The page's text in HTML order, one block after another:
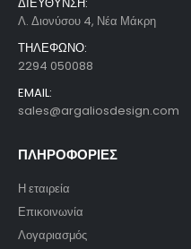
Λ. Διονύσου 4, Νέα Μάκρη
ΤΗΛΕΦΩΝΟ:
2294 050088
EMAIL:
sales@argaliosdesign.com
ΠΛΗΡΟΦΟΡΙΕΣ
Η εταιρεία
Επικοινωνία
Λογαριασμός